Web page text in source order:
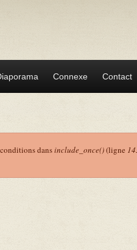
Connexe Contact
dansinclude_once()(ligne